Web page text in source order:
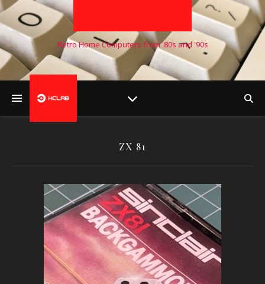
Retro Home Computers from '80s and '90s
ZX 81